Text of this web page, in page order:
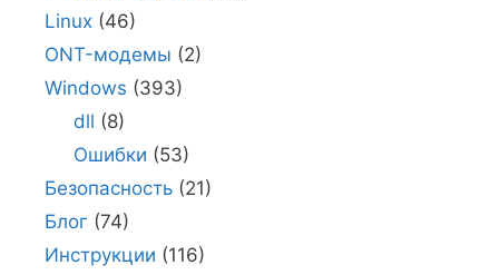
Linux (46)
ONT-модемы (2)
Windows (393)
dll (8)
Ошибки (53)
Безопасность (21)
Блог (74)
Инструкции (116)